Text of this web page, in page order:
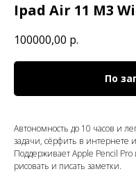
Ipad Air 11 M3
100000,00 р.
По
Автономность до 10 часов и
задачи, сёрфить в интернете
Поддерживает Apple Pencil
рисовать и писать заметки.